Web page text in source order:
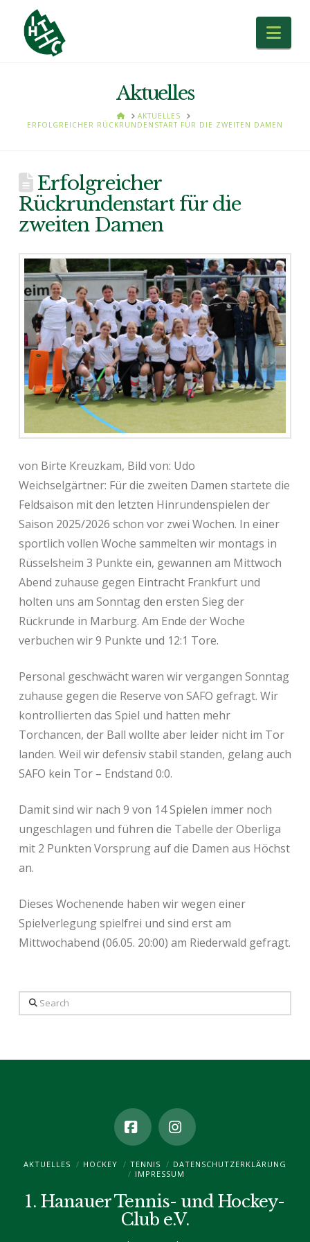
Aktuelles
HOMEAKTUELLES
ERFOLGREICHER RÜCKRUNDENSTART FÜR DIE ZWEITEN DAMEN
Erfolgreicher
Rückrundenstart für die
zweiten Damen
von Birte Kreuzkam, Bild von: Udo
Weichselgärtner: Für die zweiten Damen startete die
Feldsaison mit den letzten Hinrundenspielen der
Saison 2025/2026 schon vor zwei Wochen. In einer
sportlich vollen Woche sammelten wir montags in
Rüsselsheim 3 Punkte ein, gewannen am Mittwoch
Abend zuhause gegen Eintracht Frankfurt und
holten uns am Sonntag den ersten Sieg der
Rückrunde in Marburg. Am Ende der Woche
verbuchen wir 9 Punkte und 12:1 Tore.
Personal geschwächt waren wir vergangen Sonntag
zuhause gegen die Reserve von SAFO gefragt. Wir
kontrollierten das Spiel und hatten mehr
Torchancen, der Ball wollte aber leider nicht im Tor
landen. Weil wir defensiv stabil standen, gelang auch
SAFO kein Tor – Endstand 0:0.
Damit sind wir nach 9 von 14 Spielen immer noch
ungeschlagen und führen die Tabelle der Oberliga
mit 2 Punkten Vorsprung auf die Damen aus Höchst
an.
Dieses Wochenende haben wir wegen einer
Spielverlegung spielfrei und sind erst am
Mittwochabend (06.05. 20:00) am Riederwald gefragt.
Search
FacebookInstagram
AKTUELLES HOCKEY TENNIS
DATENSCHUTZ­ERKLÄRUNG
IMPRESSUM
1. Hanauer Tennis- und Hockey-
Club e.V.